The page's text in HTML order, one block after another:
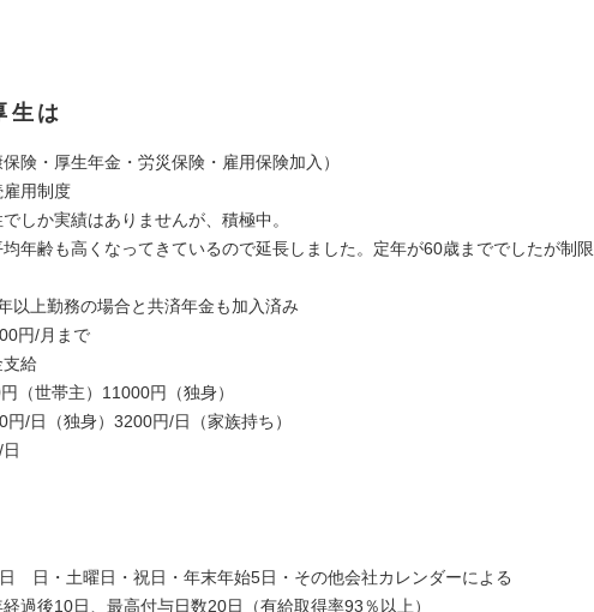
生は
険・厚生年金・労災保険・雇用保険加入）
用制度
しか実績はありませんが、積極中。
年齢も高くなってきているので延長しました。定年が60歳まででしたが制限
上勤務の場合と共済年金も加入済み
円/月まで
給
（世帯主）11000円（独身）
/日（独身）3200円/日（家族持ち）
日・土曜日・祝日・年末年始5日・その他会社カレンダーによる
過後10日、最高付与日数20日（有給取得率93％以上）